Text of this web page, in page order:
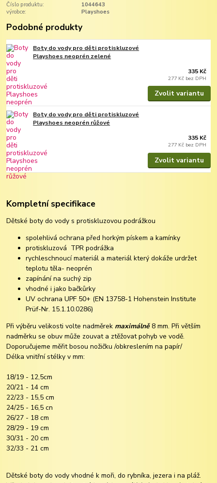
Číslo produktu:
1044643
výrobce:
Playshoes
Podobné produkty
Boty do vody pro děti protiskluzové
Playshoes neoprén zelené
335 Kč
277 Kč bez DPH
Zvolit variantu
Boty do vody pro děti protiskluzové
Playshoes neoprén růžové
335 Kč
277 Kč bez DPH
Zvolit variantu
Kompletní specifikace
Dětské boty do vody s protiskluzovou podrážkou
spolehlivá ochrana před horkým pískem a kamínky
protiskluzová TPR podrážka
rychleschnoucí materiál a materiál který dokáže urdržet
teplotu těla- neoprén
zapínání na suchý zip
vhodné i jako bačkůrky
UV ochrana UPF 50+ (EN 13758-1 Hohenstein Institute
Prüf-Nr. 15.1.10.0286)
Při výběru velikosti volte nadměrek maximálně8 mm. Při větším
nadměrku se obuv může zouvat a ztěžovat pohyb ve vodě.
Doporučujeme měřit bosou nožičku /obkreslením na papír/
Délka vnitřní stélky v mm:
18/19 - 12,5cm
20/21 - 14 cm
22/23 - 15,5 cm
24/25 - 16,5 cn
26/27 - 18 cm
28/29 - 19 cm
30/31 - 20 cm
32/33 - 21 cm
Dětské boty do vody vhodné k moři, do rybníka, jezera i na pláž.